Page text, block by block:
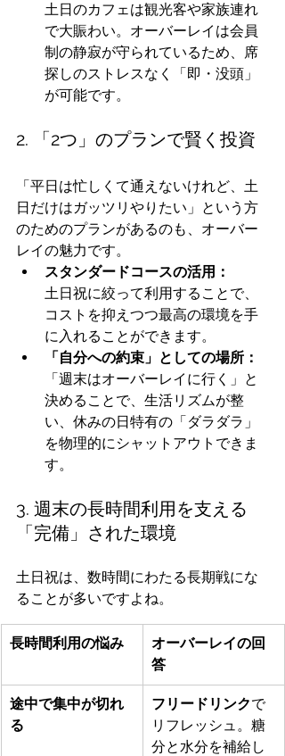
土日のカフェは観光客や家族連れ
で大賑わい。オーバーレイは会員
制の静寂が守られているため、席
探しのストレスなく「即・没頭」
が可能です。
2. 「2つ」のプランで賢く投資
「平日は忙しくて通えないけれど、土
日だけはガッツリやりたい」という方
のためのプランがあるのも、オーバー
レイの魅力です。
スタンダードコースの活用：
土日祝に絞って利用することで、
コストを抑えつつ最高の環境を手
に入れることができます。
「自分への約束」としての場所：
「週末はオーバーレイに行く」と
決めることで、生活リズムが整
い、休みの日特有の「ダラダラ」
を物理的にシャットアウトできま
す。
3. 週末の長時間利用を支える
「完備」された環境
土日祝は、数時間にわたる長期戦にな
ることが多いですよね。
長時間利用の悩み
オーバーレイの回
答
途中で集中が切れ
る
フリードリンクで
リフレッシュ。糖
分と水分を補給し